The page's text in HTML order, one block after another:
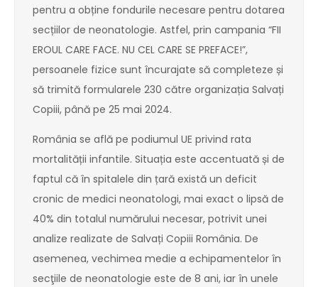
pentru a obține fondurile necesare pentru dotarea
secțiilor de neonatologie. Astfel, prin campania “FII
EROUL CARE FACE. NU CEL CARE SE PREFACE!”,
persoanele fizice sunt încurajate să completeze și
să trimită formularele 230 către organizația Salvați
Copiii, până pe 25 mai 2024.
România se află pe podiumul UE privind rata
mortalității infantile. Situația este accentuată și de
faptul că în spitalele din țară există un deficit
cronic de medici neonatologi, mai exact o lipsă de
40% din totalul numărului necesar, potrivit unei
analize realizate de Salvați Copiii România. De
asemenea, vechimea medie a echipamentelor în
secţiile de neonatologie este de 8 ani, iar în unele